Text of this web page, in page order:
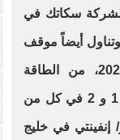
2 لشركة إيميا باور في بنبان الجديدة، وأوبليسك 2 لشركة سكاتك في
أيضاً موقف
ربط مشروعات الطاقة المتجددة بالشبكة الكهربائية لعام 2027، من الطاقة
الشمسية أو الرياح، مثل السويس لطاقة الرياح لشركة أكوا باور 1 و 2 في كل من
في خليج